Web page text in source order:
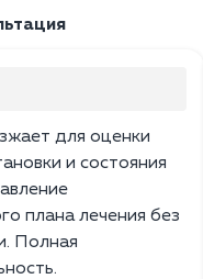
для оценки
и состояния
плана лечения без
Полная